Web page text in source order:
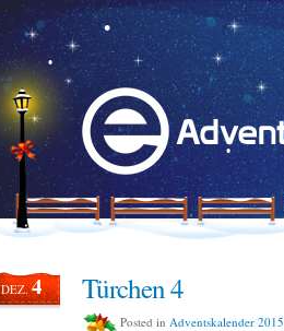
DEZ.4 Türchen 4
Posted in Adventskalender 2015